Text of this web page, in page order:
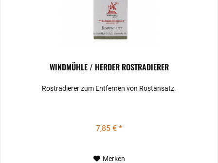
WINDMÜHLE / HERDER ROSTRADIERER
Rostradierer zum Entfernen von Rostansatz.
7,85 € *
Merken